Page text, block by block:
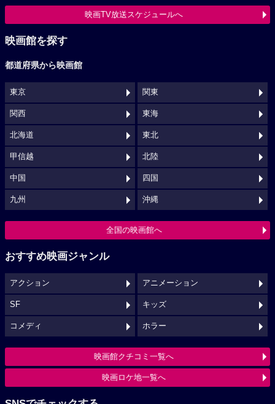
映画TV放送スケジュールへ
映画館を探す
都道府県から映画館
東京 関東
関西 東海
北海道 東北
甲信越 北陸
中国 四国
九州 沖縄
全国の映画館へ
おすすめ映画ジャンル
アクション アニメーション
SF キッズ
コメディ ホラー
映画館クチコミ一覧へ
映画ロケ地一覧へ